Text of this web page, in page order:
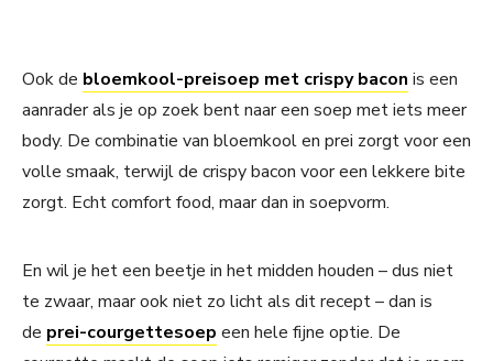
Ook de bloemkool-preisoep met crispy bacon is een
aanrader als je op zoek bent naar een soep met iets meer
body. De combinatie van bloemkool en prei zorgt voor een
volle smaak, terwijl de crispy bacon voor een lekkere bite
zorgt. Echt comfort food, maar dan in soepvorm.
En wil je het een beetje in het midden houden – dus niet
te zwaar, maar ook niet zo licht als dit recept – dan is
de prei-courgettesoep een hele fijne optie. De